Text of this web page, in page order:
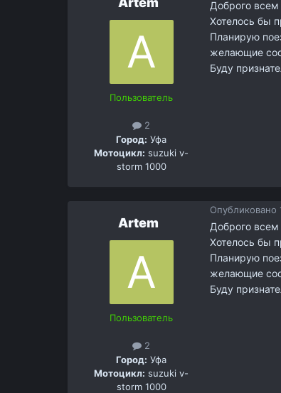
Пользователь
2
Город: Уфа
Мотоцикл: suzuki v-
storm 1000
Доброго всем
Хотелось бы
Планирую
желающие
Буду
Artem
Пользователь
2
Город: Уфа
Мотоцикл: suzuki v-
storm 1000
Опубликовано
Доброго всем
Хотелось бы
Планирую
желающие
Буду